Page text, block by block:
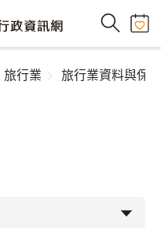
旅行業 旅行業資料與保險